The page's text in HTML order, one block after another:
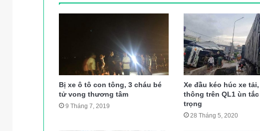
Bị xe ô tô con tông, 3 cháu bé
tử vong thương tâm
9 Tháng 7, 2019
Xe đầu kéo húc xe
thông trên QL1 ùn
trọng
28 Tháng 5, 2020